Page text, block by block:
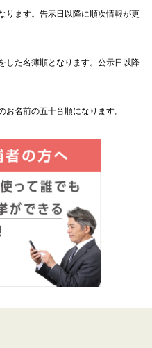
ります。告示日以降に順次情報が更
した名簿順となります。公示日以降
名前の五十音順になります。